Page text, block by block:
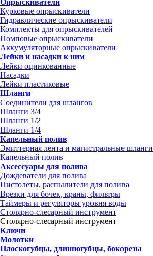
Опрыскиватели
Курковые опрыскиватели
Гидравлические опрыскиватели
Комплекты для опрыскивателей
Помповые опрыскиватели
Аккумуляторные опрыскиватели
Лейки и насадки к ним
Лейки оцинкованные
Насадки
Лейки пластиковые
Шланги
Соединители для шлангов
Шланги 3/4
Шланги 1/2
Шланги 1/4
Капельный полив
Эмиттерная лента и магистральные шланги
Капельный полив
Аксессуары для полива
Дождеватели для полива
Пистолеты, распылители для полива
Врезки для бочек, краны, фильтры
Таймеры и регуляторы уровня воды
Столярно-слесарный инструмент
Столярно-слесарный инструмент
Ключи
Молотки
Плоскогубцы, длинногубцы, бокорезы